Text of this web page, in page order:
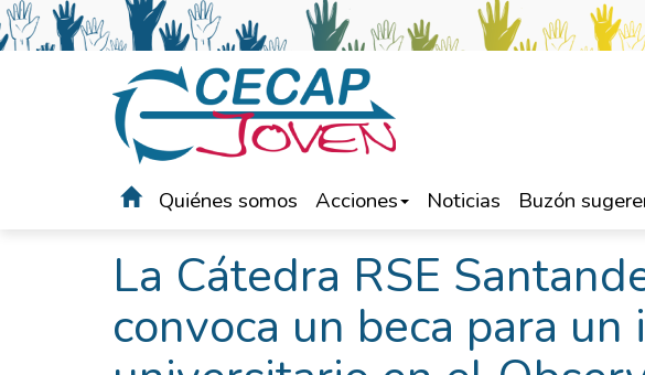
Quiénes somos Acciones Noticias Buzón
La Cátedra RSE
convoca un beca para